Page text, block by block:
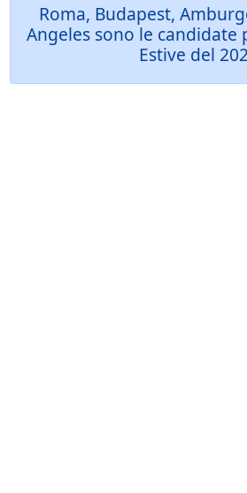
Roma, Budapest,
Angeles sono le candidate
Estive del